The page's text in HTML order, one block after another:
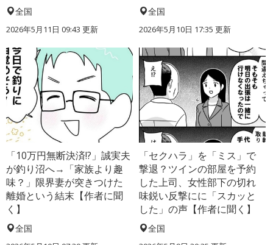
全国
2026年5月11日 09:43 更新
全国
2026年5月10日 17:35 更新
「10万円無断決済!?」誠実夫
が釣り沼へ→「家族より趣
味？」限界妻が突きつけた
離婚という結末【作者に聞
く】
全国
「セクハラ」を「ミス」で
撃退？ツインの部屋を予約
した上司、女性部下の切れ
味鋭い反撃にに「スカッと
した」の声【作者に聞く】
全国